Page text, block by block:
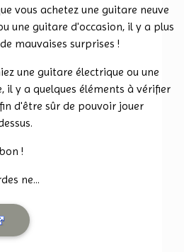
vous achetez une guitare neuve
une guitare d'occasion, il y a plus
mauvaises surprises !
une guitare électrique ou une
il y a quelques éléments à vérifier
d'être sûr de pouvoir jouer
!
ne...